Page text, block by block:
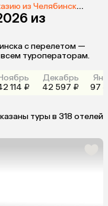
из Челябинска ,
из
с перелетом —
туроператорам.
114 ₽
Декабрь
42 597 ₽
97
туры в 318 отелей